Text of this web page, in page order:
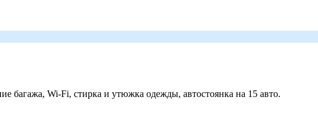
багажа, Wi-Fi, стирка и утюжка одежды, автостоянка на 15 авто.